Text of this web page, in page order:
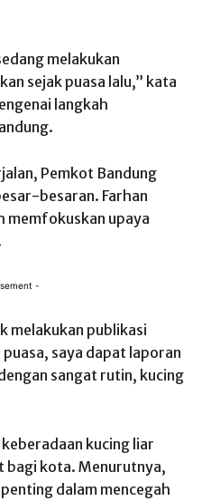
melakukan
sejak puasa lalu,” kata
langkah
Pemkot Bandung
besaran. Farhan
memfokuskan upaya
-
melakukan publikasi
saya dapat laporan
sangat rutin, kucing
kucing liar
bagi kota. Menurutnya,
dalam mencegah